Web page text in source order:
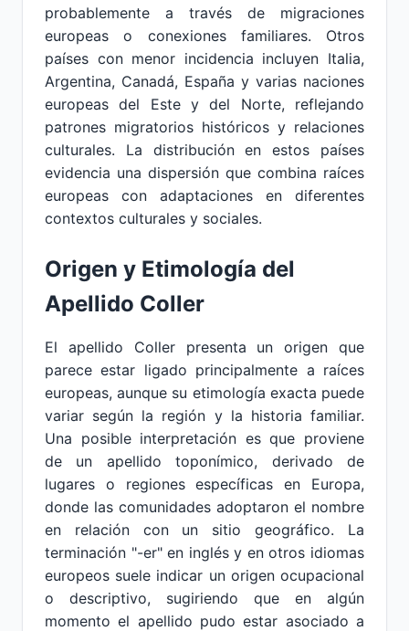
probablemente a través de migraciones
europeas o conexiones familiares. Otros
países con menor incidencia incluyen Italia,
Argentina, Canadá, España y varias naciones
europeas del Este y del Norte, reflejando
patrones migratorios históricos y relaciones
culturales. La distribución en estos países
evidencia una dispersión que combina raíces
europeas con adaptaciones en diferentes
contextos culturales y sociales.
Origen y Etimología del
Apellido Coller
El apellido Coller presenta un origen que
parece estar ligado principalmente a raíces
europeas, aunque su etimología exacta puede
variar según la región y la historia familiar.
Una posible interpretación es que proviene
de un apellido toponímico, derivado de
lugares o regiones específicas en Europa,
donde las comunidades adoptaron el nombre
en relación con un sitio geográfico. La
terminación "-er" en inglés y en otros idiomas
europeos suele indicar un origen ocupacional
o descriptivo, sugiriendo que en algún
momento el apellido pudo estar asociado a